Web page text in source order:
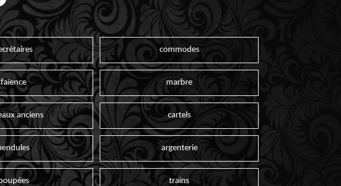
commodes
faïence marbre
anciens cartels
argenterie
trains